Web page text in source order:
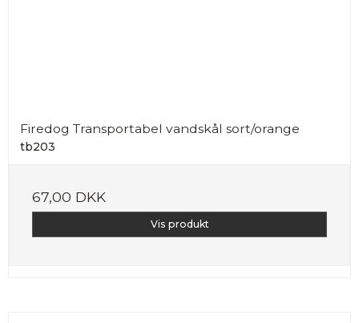
Firedog Transportabel vandskål sort/orange
tb203
67,00 DKK
Vis produkt